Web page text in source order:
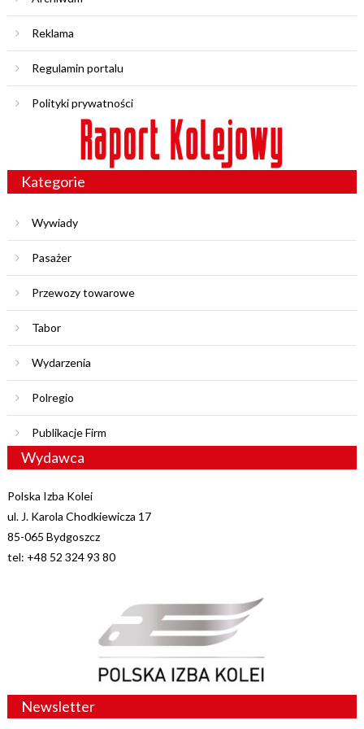
Reklama
Regulamin portalu
Polityki prywatności
Kategorie
Wywiady
Pasażer
Przewozy towarowe
Tabor
Wydarzenia
Polregio
Publikacje Firm
Wydawca
Polska Izba Kolei
ul. J. Karola Chodkiewicza 17
85-065 Bydgoszcz
tel: +48 52 324 93 80
Newsletter